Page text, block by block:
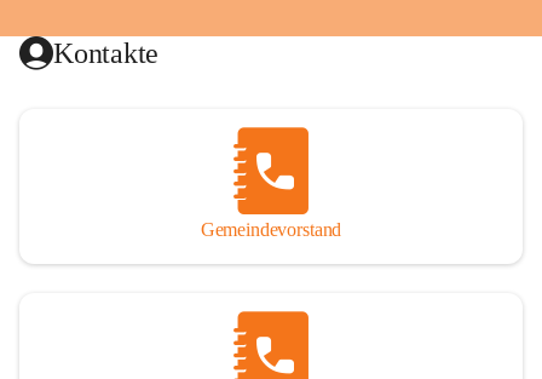
Kontakte
Gemeindevorstand